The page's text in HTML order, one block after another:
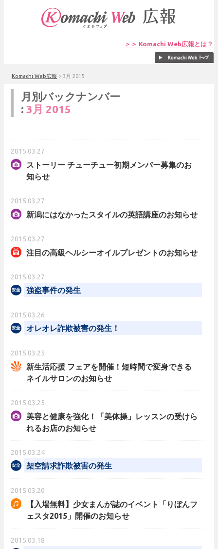
＞＞ Komachi Web広報とは？
Komachi Web広報 > 3月 2015
月別バックナンバー
: 3月 2015
2015.03.27
ストーリー チューチュー初期メンバー募集のお
知らせ
2015.03.27
新潟にはなかったスタイルの英語講座のお知らせ
2015.03.27
注目の高級ヘルシーオイルプレゼントのお知らせ
2015.03.27
強盗事件の発生
2015.03.26
オレオレ詐欺被害の発生！
2015.03.25
新生活応援 フェアを開催！短時間で変身できる
ネイルサロンのお知らせ
2015.03.25
美容と健康を強化！「美体操」レッスンの受けら
れるお店のお知らせ
2015.03.24
架空請求詐欺被害の発生
2015.03.20
【入場無料】少女まんが誌のイベント「りぼんフ
ェスタ2015」開催のお知らせ
2015.03.18